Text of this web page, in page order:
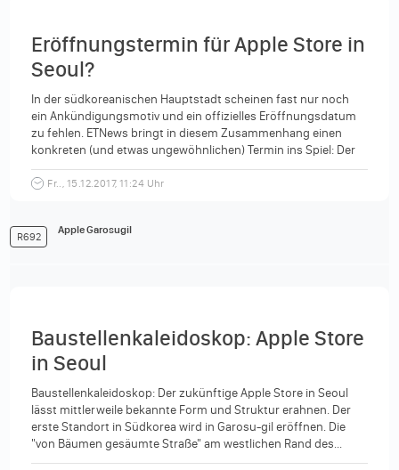
Eröffnungstermin für Apple Store in
Seoul?
In der südkoreanischen Hauptstadt scheinen fast nur noch
ein Ankündigungsmotiv und ein offizielles Eröffnungsdatum
zu fehlen. ETNews bringt in diesem Zusammenhang einen
konkreten (und etwas ungewöhnlichen) Termin ins Spiel: Der
neue Apple...
Fr.., 15.12.2017, 11:24 Uhr
R692
Apple Garosugil
Baustellenkaleidoskop: Apple Store
in Seoul
Baustellenkaleidoskop: Der zukünftige Apple Store in Seoul
lässt mittlerweile bekannte Form und Struktur erahnen. Der
erste Standort in Südkorea wird in Garosu-gil eröffnen. Die
"von Bäumen gesäumte Straße" am westlichen Rand des...